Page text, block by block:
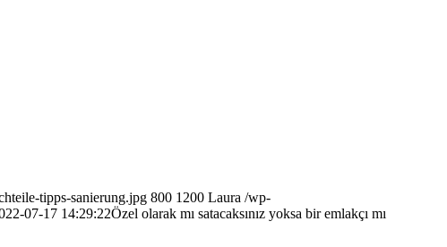
tipps-sanierung.jpg 800 1200 Laura /wp-
07-17 14:29:22Özel olarak mı satacaksınız yoksa bir emlakçı mı